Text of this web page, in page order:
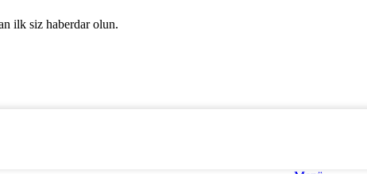
ilk siz haberdar olun.